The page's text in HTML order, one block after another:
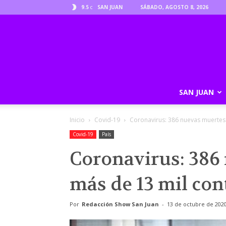
9.5 C SAN JUAN SÁBADO, AGOSTO 8, 2026
SAN JUAN
Inicio Covid-19 Coronavirus: 386 nuevas
Covid-19 País
Coronavirus:
más de 13 mil
Por Redacción Show San Juan - 13 de octubre de 2020